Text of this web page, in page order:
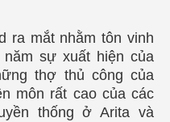
ra mắt nhằm tôn vinh
sự xuất hiện của
thợ thủ công của
môn rất cao của các
thống ở Arita và